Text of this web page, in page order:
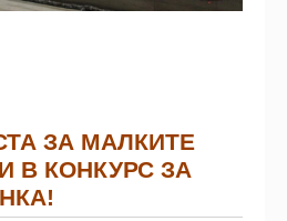
ЗА МАЛКИТЕ
В КОНКУРС ЗА